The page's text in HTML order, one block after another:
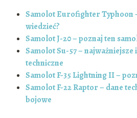
Samolot Eurofighter Typhoon
wiedzieć?
Samolot J-20 – poznaj ten
Samolot Su-57 –
techniczne
Samolot F-35 Lightning II –
Samolot F-22 Raptor – dane
bojowe